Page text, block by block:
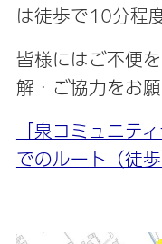
は徒歩で10分程度
皆様にはご不便
解・ご協力をお願
「泉コミュニテ
でのルート（徒歩